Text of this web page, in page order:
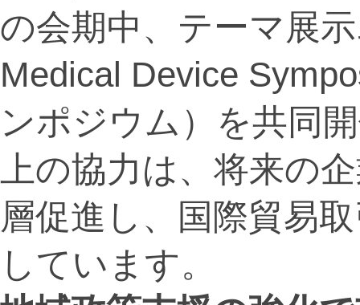
の会期中、テーマ展
Medical Device
ンポジウム）を共同
上の協力は、将来の
層促進し、国際貿易
しています。